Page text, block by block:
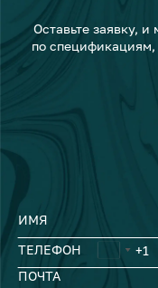
Оставьте заявку,
по
ИМЯ
ТЕЛЕФОН
ПОЧТА